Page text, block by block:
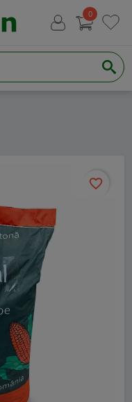
0
favorite_border